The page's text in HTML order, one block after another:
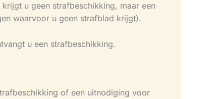
u geen strafbeschikking, maar een
waarvoor u geen strafblad krijgt).
u een strafbeschikking.
of een uitnodiging voor